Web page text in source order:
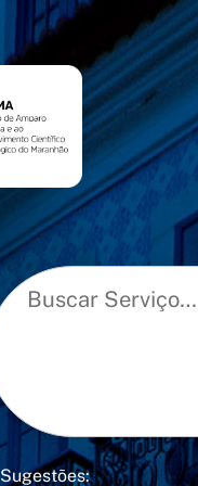
Sugestões: